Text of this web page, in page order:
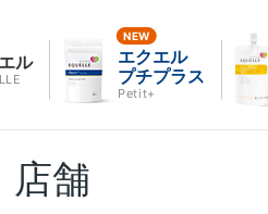
ル
エクエル
プチプラス
Petit+
店舗